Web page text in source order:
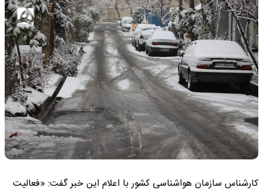
کارشناس سازمان هواشناسی کشور با اعلام این خبر گفت: «فعالیت